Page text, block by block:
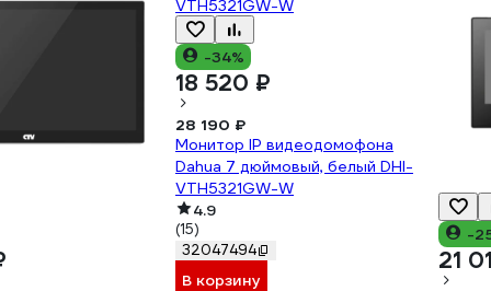
-34%
18 520 ₽
28 190 ₽
Монитор IP видеодомофона
Dahua 7 дюймовый, белый DHI-
VTH5321GW-W
4.9
(15)
32047494
В корзину
-
21